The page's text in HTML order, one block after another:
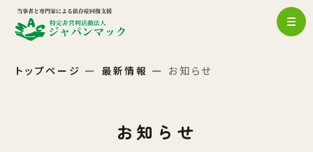
トップページ 最新情報 お知らせ
お知らせ